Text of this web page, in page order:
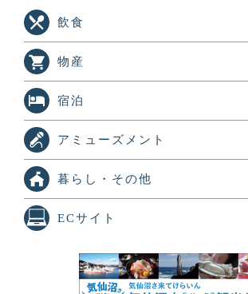
飲食
物産
宿泊
アミューズメント
暮らし・その他
ECサイト